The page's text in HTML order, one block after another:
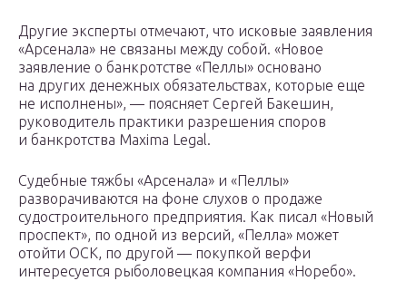
Другие эксперты отмечают, что исковые заявления
«Арсенала» не связаны между собой. «Новое
заявление о банкротстве «Пеллы» основано
на других денежных обязательствах, которые еще
не исполнены», — поясняет Сергей Бакешин,
руководитель практики разрешения споров
и банкротства Maxima Legal.
Судебные тяжбы «Арсенала» и «Пеллы»
разворачиваются на фоне слухов о продаже
судостроительного предприятия. Как писал «Новый
проспект», по одной из версий, «Пелла» может
отойти ОСК, по другой — покупкой верфи
интересуется рыболовецкая компания «Норебо».